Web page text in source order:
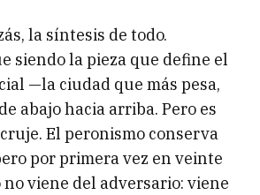
la síntesis de todo.
siendo la pieza que define el
—la ciudad que más pesa,
abajo hacia arriba. Pero es
El peronismo conserva
por primera vez en veinte
viene del adversario: viene